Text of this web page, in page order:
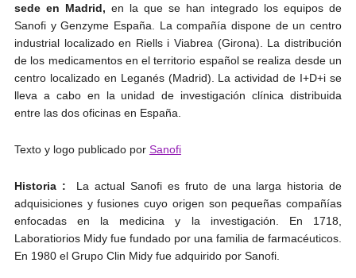
sede en Madrid, en la que se han integrado los equipos de
Sanofi y Genzyme España. La compañía dispone de un centro
industrial localizado en Riells i Viabrea (Girona). La distribución
de los medicamentos en el territorio español se realiza desde un
centro localizado en Leganés (Madrid). La actividad de I+D+i se
lleva a cabo en la unidad de investigación clínica distribuida
entre las dos oficinas en España.
Texto y logo publicado por Sanofi
Historia : La actual Sanofi es fruto de una larga historia de
adquisiciones y fusiones cuyo origen son pequeñas compañías
enfocadas en la medicina y la investigación. En 1718,
Laboratiorios Midy fue fundado por una familia de farmacéuticos.
En 1980 el Grupo Clin Midy fue adquirido por Sanofi.